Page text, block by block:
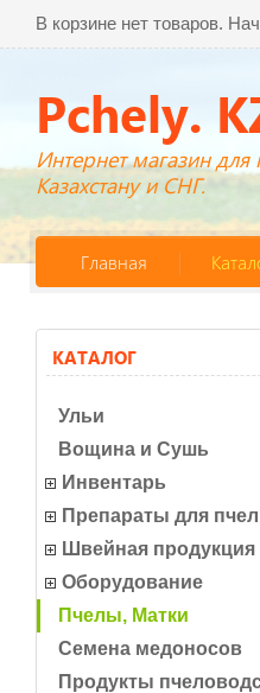
В корзине нет товаров.
Pchely.
Интернет магазин
Казахстану и СНГ.
Главная
КАТАЛОГ
Ульи
Вощина и Сушь
Инвентарь
Препараты для пчел
Швейная продукция
Оборудование
Пчелы, Матки
Семена медоносов
Продукты